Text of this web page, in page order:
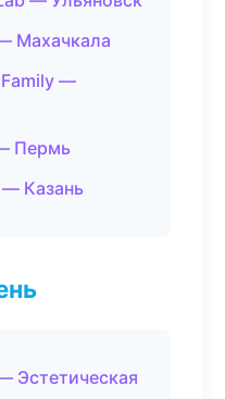
Махачкала
—
Пермь
— Казань
Эстетическая